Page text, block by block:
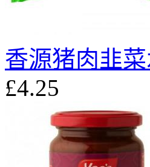
香源猪肉韭
£4.25